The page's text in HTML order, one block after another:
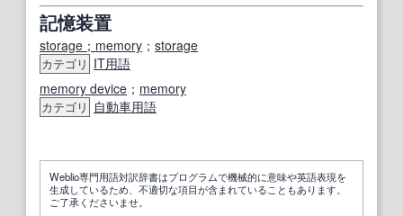
記憶装置
storage；memory ； storage
カテゴリ IT用語
memory device ； memory
カテゴリ 自動車用語
Weblio専門用語対訳辞書はプログラムで機械的に意味や英語表現を
生成しているため、不適切な項目が含まれていることもあります。
ご了承くださいませ。